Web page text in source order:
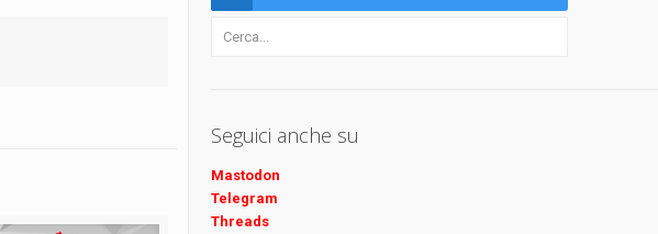
Seguici anche su
Mastodon
Telegram
Threads